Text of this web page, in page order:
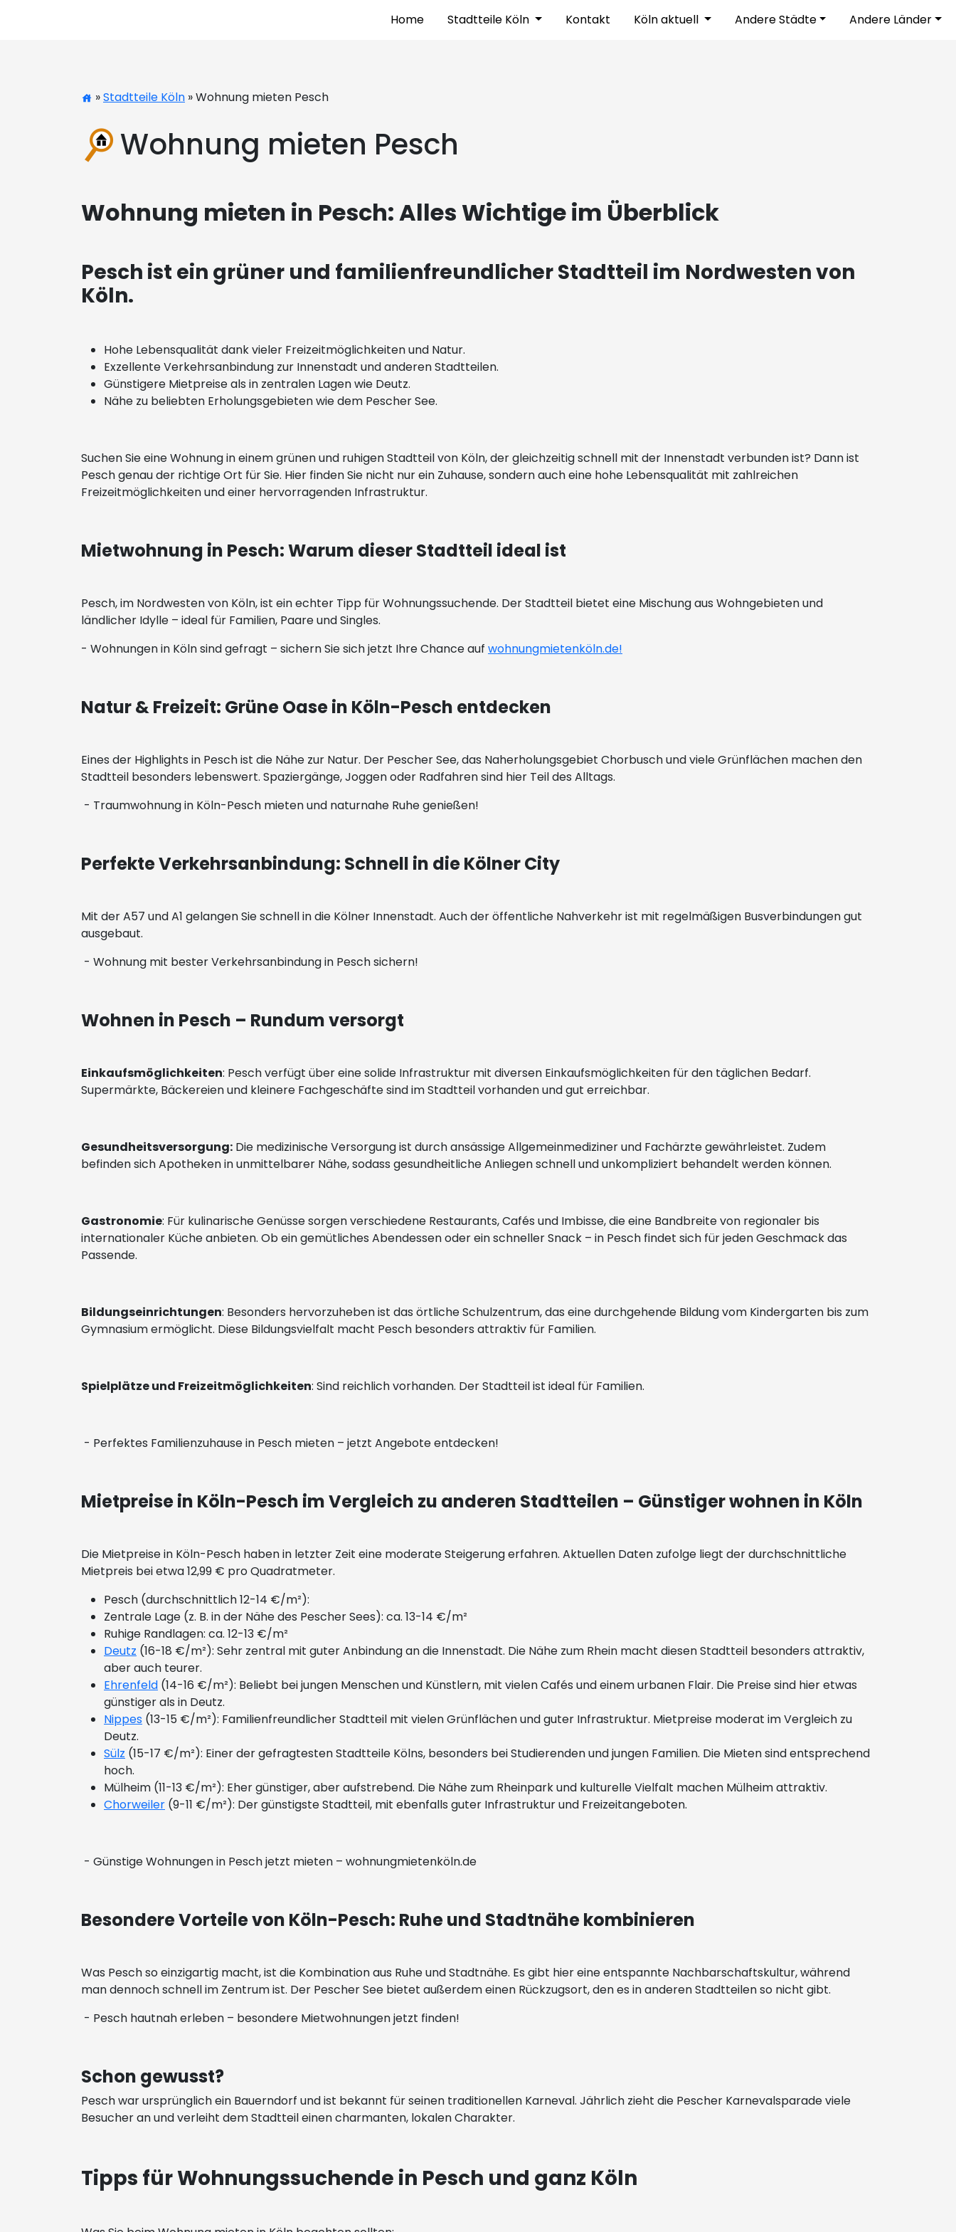
Home Stadtteile Köln Kontakt Köln aktuell Andere Städte Andere Länder
»Stadtteile Köln » Wohnung mieten Pesch
Wohnung mieten Pesch
Wohnung mieten in Pesch: Alles Wichtige im Überblick
Pesch ist ein grüner und familienfreundlicher Stadtteil im Nordwesten von
Köln.
Hohe Lebensqualität dank vieler Freizeitmöglichkeiten und Natur.
Exzellente Verkehrsanbindung zur Innenstadt und anderen Stadtteilen.
Günstigere Mietpreise als in zentralen Lagen wie Deutz.
Nähe zu beliebten Erholungsgebieten wie dem Pescher See.
Suchen Sie eine Wohnung in einem grünen und ruhigen Stadtteil von Köln, der gleichzeitig schnell mit der Innenstadt verbunden ist? Dann ist
Pesch genau der richtige Ort für Sie. Hier finden Sie nicht nur ein Zuhause, sondern auch eine hohe Lebensqualität mit zahlreichen
Freizeitmöglichkeiten und einer hervorragenden Infrastruktur.
Mietwohnung in Pesch: Warum dieser Stadtteil ideal ist
Pesch, im Nordwesten von Köln, ist ein echter Tipp für Wohnungssuchende. Der Stadtteil bietet eine Mischung aus Wohngebieten und
ländlicher Idylle – ideal für Familien, Paare und Singles.
- Wohnungen in Köln sind gefragt – sichern Sie sich jetzt Ihre Chance auf wohnungmietenköln.de!
Natur & Freizeit: Grüne Oase in Köln-Pesch entdecken
Eines der Highlights in Pesch ist die Nähe zur Natur. Der Pescher See, das Naherholungsgebiet Chorbusch und viele Grünflächen machen den
Stadtteil besonders lebenswert. Spaziergänge, Joggen oder Radfahren sind hier Teil des Alltags.
- Traumwohnung in Köln-Pesch mieten und naturnahe Ruhe genießen!
Perfekte Verkehrsanbindung: Schnell in die Kölner City
Mit der A57 und A1 gelangen Sie schnell in die Kölner Innenstadt. Auch der öffentliche Nahverkehr ist mit regelmäßigen Busverbindungen gut
ausgebaut.
- Wohnung mit bester Verkehrsanbindung in Pesch sichern!
Wohnen in Pesch – Rundum versorgt
Einkaufsmöglichkeiten: Pesch verfügt über eine solide Infrastruktur mit diversen Einkaufsmöglichkeiten für den täglichen Bedarf.
Supermärkte, Bäckereien und kleinere Fachgeschäfte sind im Stadtteil vorhanden und gut erreichbar.
Gesundheitsversorgung: Die medizinische Versorgung ist durch ansässige Allgemeinmediziner und Fachärzte gewährleistet. Zudem
befinden sich Apotheken in unmittelbarer Nähe, sodass gesundheitliche Anliegen schnell und unkompliziert behandelt werden können.
Gastronomie: Für kulinarische Genüsse sorgen verschiedene Restaurants, Cafés und Imbisse, die eine Bandbreite von regionaler bis
internationaler Küche anbieten. Ob ein gemütliches Abendessen oder ein schneller Snack – in Pesch findet sich für jeden Geschmack das
Passende.
Bildungseinrichtungen: Besonders hervorzuheben ist das örtliche Schulzentrum, das eine durchgehende Bildung vom Kindergarten bis zum
Gymnasium ermöglicht. Diese Bildungsvielfalt macht Pesch besonders attraktiv für Familien.
Spielplätze und Freizeitmöglichkeiten: Sind reichlich vorhanden. Der Stadtteil ist ideal für Familien.
- Perfektes Familienzuhause in Pesch mieten – jetzt Angebote entdecken!
Mietpreise in Köln-Pesch im Vergleich zu anderen Stadtteilen – Günstiger wohnen in Köln
Die Mietpreise in Köln-Pesch haben in letzter Zeit eine moderate Steigerung erfahren. Aktuellen Daten zufolge liegt der durchschnittliche
Mietpreis bei etwa 12,99 € pro Quadratmeter.
Pesch (durchschnittlich 12-14 €/m²):
Zentrale Lage (z. B. in der Nähe des Pescher Sees): ca. 13-14 €/m²
Ruhige Randlagen: ca. 12-13 €/m²
Deutz (16-18 €/m²): Sehr zentral mit guter Anbindung an die Innenstadt. Die Nähe zum Rhein macht diesen Stadtteil besonders attraktiv,
aber auch teurer.
Ehrenfeld (14-16 €/m²): Beliebt bei jungen Menschen und Künstlern, mit vielen Cafés und einem urbanen Flair. Die Preise sind hier etwas
günstiger als in Deutz.
Nippes (13-15 €/m²): Familienfreundlicher Stadtteil mit vielen Grünflächen und guter Infrastruktur. Mietpreise moderat im Vergleich zu
Deutz.
Sülz (15-17 €/m²): Einer der gefragtesten Stadtteile Kölns, besonders bei Studierenden und jungen Familien. Die Mieten sind entsprechend
hoch.
Mülheim (11-13 €/m²): Eher günstiger, aber aufstrebend. Die Nähe zum Rheinpark und kulturelle Vielfalt machen Mülheim attraktiv.
Chorweiler (9-11 €/m²): Der günstigste Stadtteil, mit ebenfalls guter Infrastruktur und Freizeitangeboten.
- Günstige Wohnungen in Pesch jetzt mieten – wohnungmietenköln.de
Besondere Vorteile von Köln-Pesch: Ruhe und Stadtnähe kombinieren
Was Pesch so einzigartig macht, ist die Kombination aus Ruhe und Stadtnähe. Es gibt hier eine entspannte Nachbarschaftskultur, während
man dennoch schnell im Zentrum ist. Der Pescher See bietet außerdem einen Rückzugsort, den es in anderen Stadtteilen so nicht gibt.
- Pesch hautnah erleben – besondere Mietwohnungen jetzt finden!
Schon gewusst?
Pesch war ursprünglich ein Bauerndorf und ist bekannt für seinen traditionellen Karneval. Jährlich zieht die Pescher Karnevalsparade viele
Besucher an und verleiht dem Stadtteil einen charmanten, lokalen Charakter.
Tipps für Wohnungssuchende in Pesch und ganz Köln